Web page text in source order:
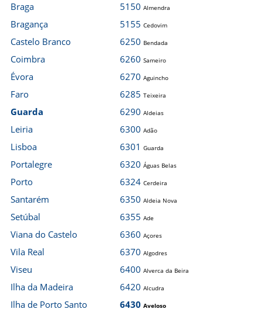
Braga
Bragança
Castelo Branco
Coimbra
Évora
Faro
Guarda
Leiria
Lisboa
Portalegre
Porto
Santarém
Setúbal
Viana do Castelo
Vila Real
Viseu
Ilha da Madeira
Ilha de Porto Santo
5150 Almendra
5155 Cedovim
6250 Bendada
6260 Sameiro
6270 Aguincho
6285 Teixeira
6290 Aldeias
6300 Adão
6301 Guarda
6320 Águas Belas
6324 Cerdeira
6350 Aldeia Nova
6355 Ade
6360 Açores
6370 Algodres
6400 Alverca da Beira
6420 Alcudra
6430 Aveloso